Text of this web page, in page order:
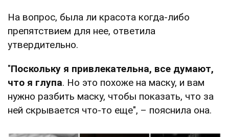
На вопрос, была ли красота когда-либо
препятствием для нее, ответила
утвердительно.
"Поскольку я привлекательна, все думают,
что я глупа. Но это похоже на маску, и вам
нужно разбить маску, чтобы показать, что за
ней скрывается что-то еще", – пояснила она.